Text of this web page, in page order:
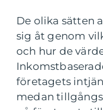
De olika sätten
sig åt genom
och hur de
företagets
medan